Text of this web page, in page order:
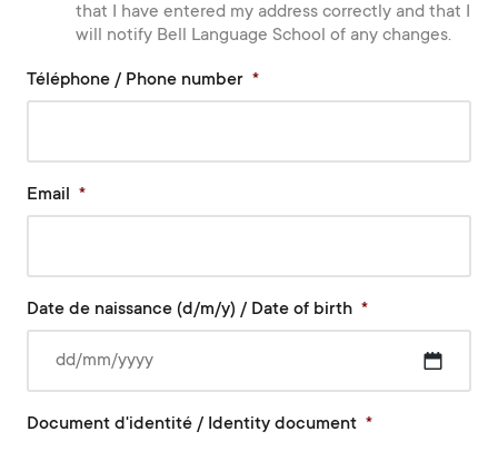
that I have entered my address correctly and that I
will notify Bell Language School of any changes.
Téléphone / Phone number *
Email *
Date de naissance (d/m/y) / Date of birth *
slash
Document d'identité / Identity document *